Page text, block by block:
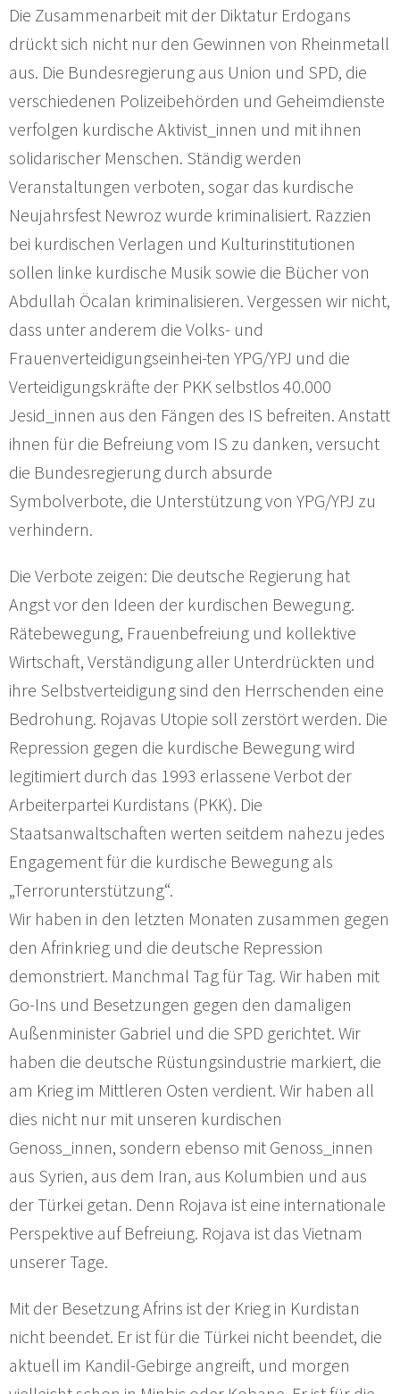
Die Zusammenarbeit mit der Diktatur Erdogans
drückt sich nicht nur den Gewinnen von Rheinmetall
aus. Die Bundesregierung aus Union und SPD, die
verschiedenen Polizeibehörden und Geheimdienste
verfolgen kurdische Aktivist_innen und mit ihnen
solidarischer Menschen. Ständig werden
Veranstaltungen verboten, sogar das kurdische
Neujahrsfest Newroz wurde kriminalisiert. Razzien
bei kurdischen Verlagen und Kulturinstitutionen
sollen linke kurdische Musik sowie die Bücher von
Abdullah Öcalan kriminalisieren. Vergessen wir nicht,
dass unter anderem die Volks- und
Frauenverteidigungseinhei-ten YPG/YPJ und die
Verteidigungskräfte der PKK selbstlos 40.000
Jesid_innen aus den Fängen des IS befreiten. Anstatt
ihnen für die Befreiung vom IS zu danken, versucht
die Bundesregierung durch absurde
Symbolverbote, die Unterstützung von YPG/YPJ zu
verhindern.
Die Verbote zeigen: Die deutsche Regierung hat
Angst vor den Ideen der kurdischen Bewegung.
Rätebewegung, Frauenbefreiung und kollektive
Wirtschaft, Verständigung aller Unterdrückten und
ihre Selbstverteidigung sind den Herrschenden eine
Bedrohung. Rojavas Utopie soll zerstört werden. Die
Repression gegen die kurdische Bewegung wird
legitimiert durch das 1993 erlassene Verbot der
Arbeiterpartei Kurdistans (PKK). Die
Staatsanwaltschaften werten seitdem nahezu jedes
Engagement für die kurdische Bewegung als
„Terrorunterstützung“.
Wir haben in den letzten Monaten zusammen gegen
den Afrinkrieg und die deutsche Repression
demonstriert. Manchmal Tag für Tag. Wir haben mit
Go-Ins und Besetzungen gegen den damaligen
Außenminister Gabriel und die SPD gerichtet. Wir
haben die deutsche Rüstungsindustrie markiert, die
am Krieg im Mittleren Osten verdient. Wir haben all
dies nicht nur mit unseren kurdischen
Genoss_innen, sondern ebenso mit Genoss_innen
aus Syrien, aus dem Iran, aus Kolumbien und aus
der Türkei getan. Denn Rojava ist eine internationale
Perspektive auf Befreiung. Rojava ist das Vietnam
unserer Tage.
Mit der Besetzung Afrins ist der Krieg in Kurdistan
nicht beendet. Er ist für die Türkei nicht beendet, die
aktuell im Kandil-Gebirge angreift, und morgen